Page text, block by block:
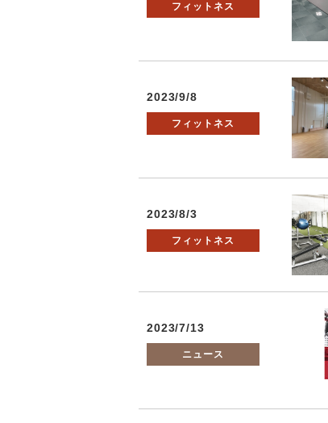
フィットネス
2023/9/8
フィットネス
2023/8/3
フィットネス
2023/7/13
ニュース